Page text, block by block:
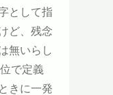
として指
ど、残念
無いらし
で定義
きに一発